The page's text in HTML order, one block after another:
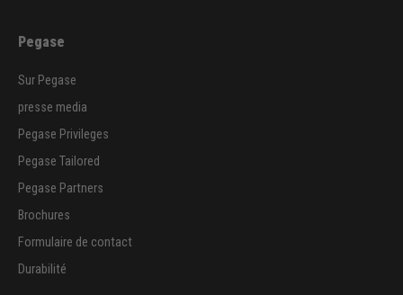
Pegase
Sur Pegase
presse media
Pegase Privileges
Pegase Tailored
Pegase Partners
Brochures
Formulaire de contact
Durabilité